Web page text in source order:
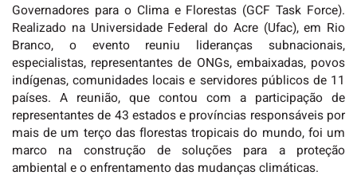
Governadores para o Clima e Florestas (GCF Task Force).
Realizado na Universidade Federal do Acre (Ufac), em Rio
Branco, o evento reuniu lideranças subnacionais,
especialistas, representantes de ONGs, embaixadas, povos
indígenas, comunidades locais e servidores públicos de 11
países. A reunião, que contou com a participação de
representantes de 43 estados e províncias responsáveis por
mais de um terço das florestas tropicais do mundo, foi um
marco na construção de soluções para a proteção
ambiental e o enfrentamento das mudanças climáticas.